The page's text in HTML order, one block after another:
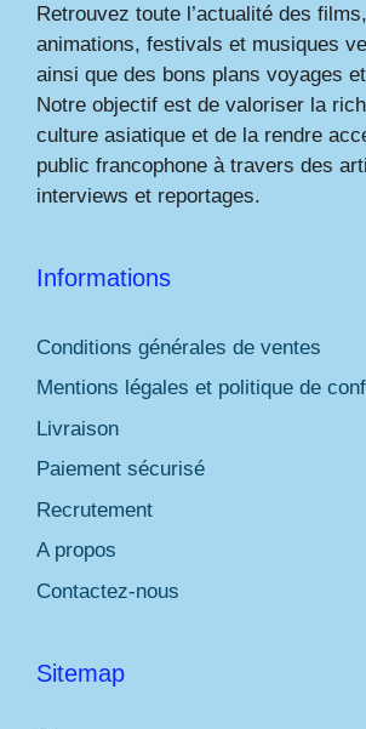
Retrouvez toute l’actualité des
animations, festivals et musiques
ainsi que des bons plans voyages
Notre objectif est de valoriser la
culture asiatique et de la rendre
public francophone à travers des
interviews et reportages.
Informations
Conditions générales de ventes
Mentions légales et politique de
Livraison
Paiement sécurisé
Recrutement
A propos
Contactez-nous
Sitemap